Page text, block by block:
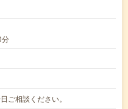
分
ご相談ください。